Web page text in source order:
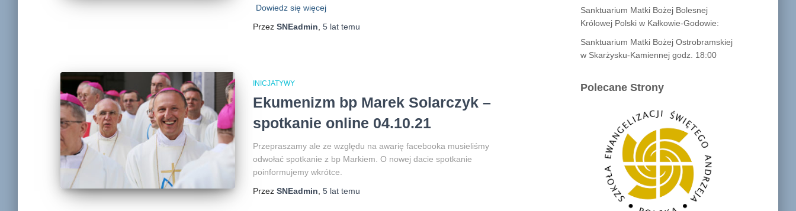
Dowiedz się więcej
Przez SNEadmin 5 lat temu
INICJATYWY
Ekumenizm bp Marek Solarczyk –
spotkanie online 04.10.21
Przepraszamy ale ze względu na awarię facebooka musieliśmy
odwołać spotkanie z bp Markiem. O nowej dacie spotkanie
poinformujemy wkrótce.
Przez SNEadmin 5 lat temu
Sanktuarium Matki Bożej Bolesnej
Królowej Polski w Kałkowie-Godowie:
Sanktuarium Matki Bożej Ostrobramskiej
w Skarżysku-Kamiennej godz. 18:00
Polecane Strony